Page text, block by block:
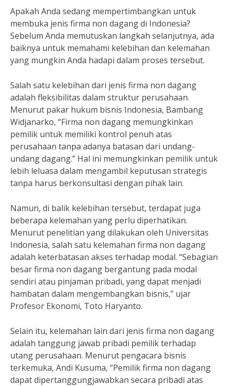
Apakah Anda sedang mempertimbangkan untuk
membuka jenis firma non dagang di Indonesia?
Sebelum Anda memutuskan langkah selanjutnya, ada
baiknya untuk memahami kelebihan dan kelemahan
yang mungkin Anda hadapi dalam proses tersebut.
Salah satu kelebihan dari jenis firma non dagang
adalah fleksibilitas dalam struktur perusahaan.
Menurut pakar hukum bisnis Indonesia, Bambang
Widjanarko, “Firma non dagang memungkinkan
pemilik untuk memiliki kontrol penuh atas
perusahaan tanpa adanya batasan dari undang-
undang dagang.” Hal ini memungkinkan pemilik untuk
lebih leluasa dalam mengambil keputusan strategis
tanpa harus berkonsultasi dengan pihak lain.
Namun, di balik kelebihan tersebut, terdapat juga
beberapa kelemahan yang perlu diperhatikan.
Menurut penelitian yang dilakukan oleh Universitas
Indonesia, salah satu kelemahan firma non dagang
adalah keterbatasan akses terhadap modal. “Sebagian
besar firma non dagang bergantung pada modal
sendiri atau pinjaman pribadi, yang dapat menjadi
hambatan dalam mengembangkan bisnis,” ujar
Profesor Ekonomi, Toto Haryanto.
Selain itu, kelemahan lain dari jenis firma non dagang
adalah tanggung jawab pribadi pemilik terhadap
utang perusahaan. Menurut pengacara bisnis
terkemuka, Andi Kusuma, “Pemilik firma non dagang
dapat dipertanggungjawabkan secara pribadi atas